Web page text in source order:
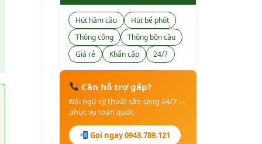
Hút hầm cầu
Hút bể phốt
Thông cống
Thông bồn cầu
Giá rẻ
Khẩn cấp 24/7
Cần hỗ trợ gấp?
Đội ngũ kỹ thuật sẵn sàng 24/7 —
phục vụ toàn quốc
Gọi ngay 0943.789.121